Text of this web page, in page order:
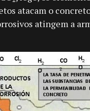
atacam o
atingem a